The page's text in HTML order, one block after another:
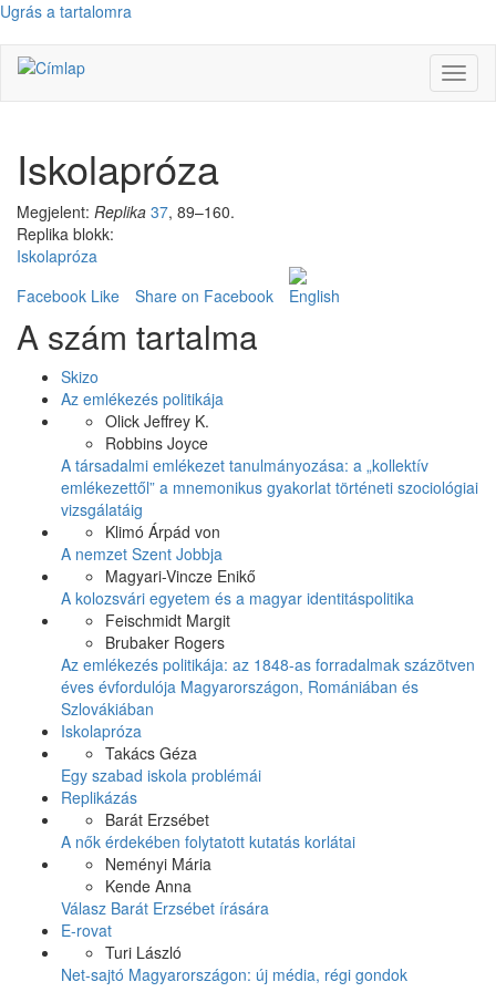
Ugrás a tartalomra
Iskolapróza
Megjelent: Replika 37, 89–160.
Replika blokk:
Iskolapróza
Facebook Like
Share on Facebook
A szám tartalma
Skizo
Az emlékezés politikája
Olick Jeffrey K.
Robbins Joyce
A társadalmi emlékezet tanulmányozása: a „kollektív
emlékezettől” a mnemonikus gyakorlat történeti szociológiai
vizsgálatáig
Klimó Árpád von
A nemzet Szent Jobbja
Magyari-Vincze Enikő
A kolozsvári egyetem és a magyar identitáspolitika
Feischmidt Margit
Brubaker Rogers
Az emlékezés politikája: az 1848-as forradalmak százötven
éves évfordulója Magyarországon, Romániában és
Szlovákiában
Iskolapróza
Takács Géza
Egy szabad iskola problémái
Replikázás
Barát Erzsébet
A nők érdekében folytatott kutatás korlátai
Neményi Mária
Kende Anna
Válasz Barát Erzsébet írására
E-rovat
Turi László
Net-sajtó Magyarországon: új média, régi gondok